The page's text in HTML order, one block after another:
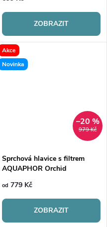
ZOBRAZIT
Akce
Novinka
979 Kč
–20 %
Sprchová hlavice s filtrem
AQUAPHOR Orchid
od 779 Kč
ZOBRAZIT